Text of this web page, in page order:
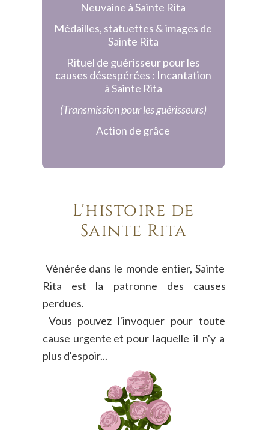
L'histoire de
Sainte Rita
Vénérée dans le monde entier, Sainte
Rita
est la patronne des
causes
perdues.
Vous pouvez l'invoquer pour toute
cause urgente et pour laquelle il n'y a
plus d'espoir...
Neuvaine à Sainte Rita
Médailles, statuettes & images de
Sainte Rita
Rituel de guérisseur pour les
causes désespérées : Incantation
à Sainte Rita
(Transmission pour les guérisseurs)
Action de grâce